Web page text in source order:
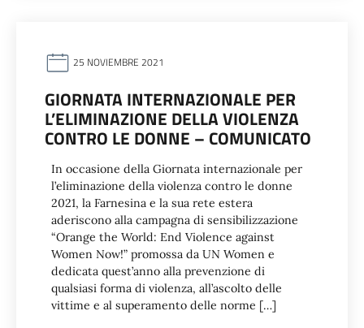
25 NOVIEMBRE 2021
GIORNATA INTERNAZIONALE PER
L’ELIMINAZIONE DELLA VIOLENZA
CONTRO LE DONNE – COMUNICATO
In occasione della Giornata internazionale per
l’eliminazione della violenza contro le donne
2021, la Farnesina e la sua rete estera
aderiscono alla campagna di sensibilizzazione
“Orange the World: End Violence against
Women Now!” promossa da UN Women e
dedicata quest’anno alla prevenzione di
qualsiasi forma di violenza, all’ascolto delle
vittime e al superamento delle norme […]